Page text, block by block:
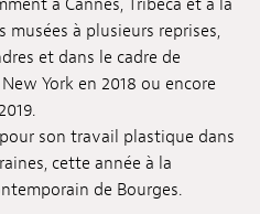
à Cannes, Tribeca et à la
musées à plusieurs reprises,
et dans le cadre de
York en 2018 ou encore
son travail plastique dans
cette année à la
de Bourges.